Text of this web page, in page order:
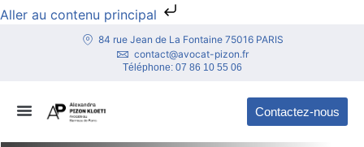
Aller au contenu principal
84 rue Jean de La Fontaine 75016 PARIS
contact@avocat-pizon.fr
Téléphone: 07 86 10 55 06
Contactez-nous